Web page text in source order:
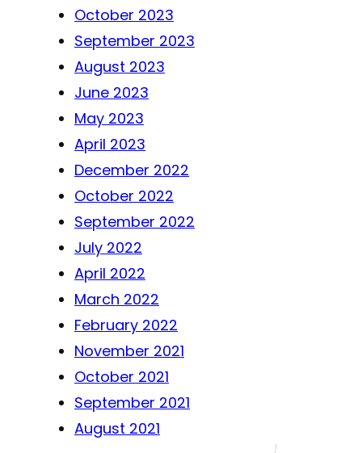
October 2023
September 2023
August 2023
June 2023
May 2023
April 2023
December 2022
October 2022
September 2022
July 2022
April 2022
March 2022
February 2022
November 2021
October 2021
September 2021
August 2021